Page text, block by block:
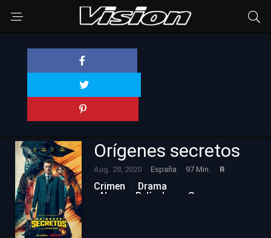
Orígenes secretos
Aug. 28, 2020 España 97 Min. R
Crimen
Drama
Nuevas Películas
Suspenso